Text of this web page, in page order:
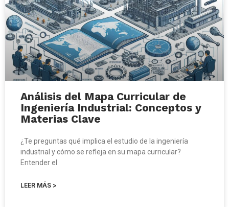
Análisis del Mapa Curricular de
Ingeniería Industrial: Conceptos y
Materias Clave
¿Te preguntas qué implica el estudio de la ingeniería
industrial y cómo se refleja en su mapa curricular?
Entender el
LEER MÁS >